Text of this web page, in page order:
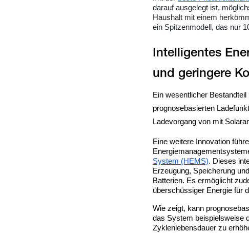
darauf ausgelegt ist,
Haushalt mit einem
ein Spitzenmodell, das nur
Intelligentes
Ein wesentlicher
prognosebasierten
Ladevorgang von mit
Eine weitere Innovation
System (HEMS). Dieses
Erzeugung, Speicherung
Batterien. Es ermöglicht
überschüssiger Energie für
Wie zeigt, kann
das System beispielsweise
Zyklenlebensdauer zu